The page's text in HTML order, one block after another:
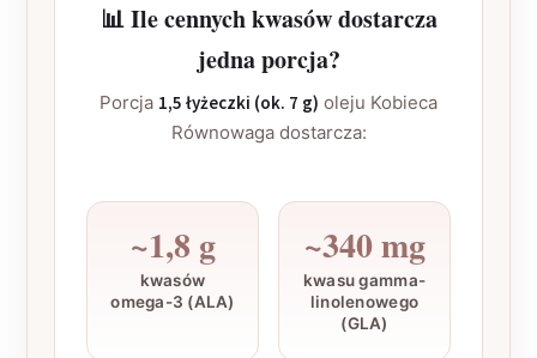
📊 Ile cennych kwasów dostarcza
jedna porcja?
Porcja 1,5 łyżeczki (ok. 7 g) oleju Kobieca
Równowaga dostarcza:
~1,8 g
kwasów
omega-3 (ALA)
~340 mg
kwasu gamma-
linolenowego
(GLA)